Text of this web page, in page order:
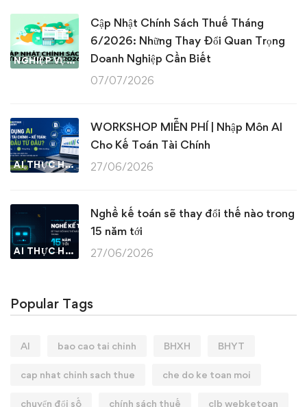
NGHIỆP VỤ KẾ TOÁN & THUẾ
Cập Nhật Chính Sách Thuế Tháng
6/2026: Những Thay Đổi Quan Trọng
Doanh Nghiệp Cần Biết
07/07/2026
AI THỰC HÀNH
WORKSHOP MIỄN PHÍ | Nhập Môn AI
Cho Kế Toán Tài Chính
27/06/2026
AI THỰC HÀNH
Nghề kế toán sẽ thay đổi thế nào trong
15 năm tới
27/06/2026
Popular Tags
AI bao cao tai chinh BHXH BHYT
cap nhat chinh sach thue che do ke toan moi
chuyển đổi số chính sách thuế clb webketoan